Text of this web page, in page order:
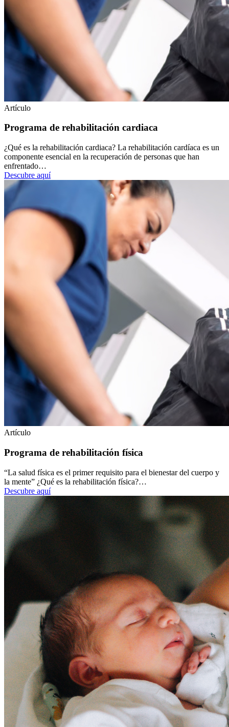
Artículo
Programa de rehabilitación cardiaca
¿Qué es la rehabilitación cardiaca? La rehabilitación cardíaca es un
componente esencial en la recuperación de personas que han
enfrentado…
Descubre aquí
Artículo
Programa de rehabilitación física
“La salud física es el primer requisito para el bienestar del cuerpo y
la mente” ¿Qué es la rehabilitación física?…
Descubre aquí